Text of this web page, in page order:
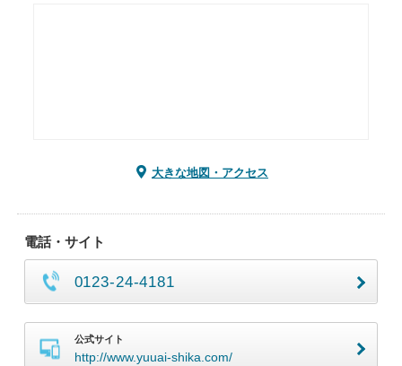
大きな地図・アクセス
電話・サイト
0123-24-4181
公式サイト
http://www.yuuai-shika.com/